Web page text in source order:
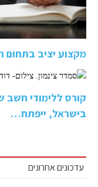
מקצוע יציב בתחום
קורס ללימודי חשב
בישראל, ייפתח…
עדכונים אחרונים